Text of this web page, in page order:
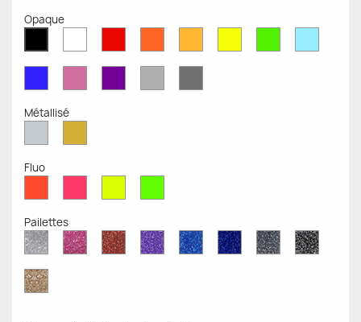
Opaque
Mat
Mat
Mat
Mat
Mate
OpaqueMat
Opaque
Mat
Mat
Mat
Clair
Foncé
Métallisé
MétalliséMétallique
Fluo
Fluo
Fluo
Fluo
Fluo
Pailettes
Diamant
Scintillant
Paillettes
Roses
Paillettes
Rouges
Paillettes
Violettes
Saphir
Bleu
Paillettes
Bleu
Gris
PailletéNoires
Paillettes
d'Or